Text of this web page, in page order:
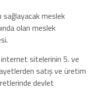
sağlayacak meslek
olan meslek
sitelerinin 5. ve
satış ve üretim
devlet